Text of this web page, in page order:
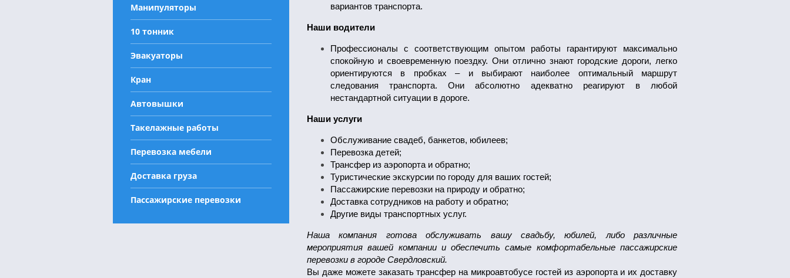
Манипуляторы
10 тонник
Эвакуаторы
Кран
Автовышки
Такелажные работы
Перевозка мебели
Доставка груза
Пассажирские перевозки
вариантов транспорта.
Наши водители
Профессионалы с соответствующим опытом работы гарантируют максимально
спокойную и своевременную поездку. Они отлично знают городские дороги, легко
ориентируются в пробках – и выбирают наиболее оптимальный маршрут
следования транспорта. Они абсолютно адекватно реагируют в любой
нестандартной ситуации в дороге.
Наши услуги
Обслуживание свадеб, банкетов, юбилеев;
Перевозка детей;
Трансфер из аэропорта и обратно;
Туристические экскурсии по городу для ваших гостей;
Пассажирские перевозки на природу и обратно;
Доставка сотрудников на работу и обратно;
Другие виды транспортных услуг.
Наша компания готова обслуживать вашу свадьбу, юбилей, либо различные
мероприятия вашей компании и обеспечить самые комфортабельные пассажирские
перевозки в городе Свердловский.
Вы даже можете заказать трансфер на микроавтобусе гостей из аэропорта и их доставку